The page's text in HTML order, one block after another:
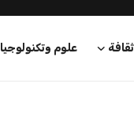
علوم وتكنولوجيا